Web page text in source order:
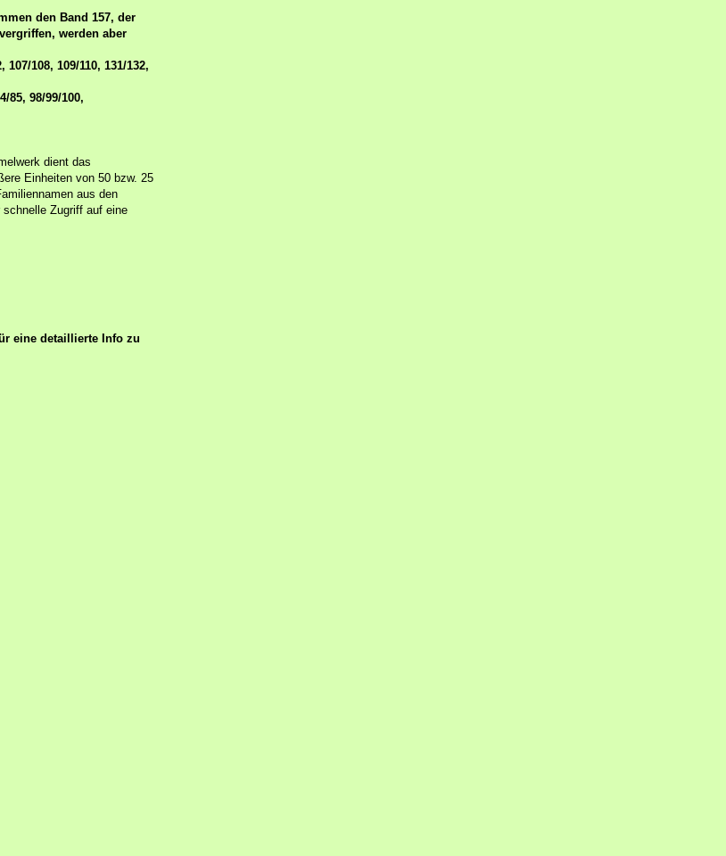
den Band 157, der
werden aber
108, 109/110, 131/132,
85, 98/99/100,
dient das
Einheiten von 50 bzw. 25
aus den
Zugriff auf eine
eine detaillierte Info zu